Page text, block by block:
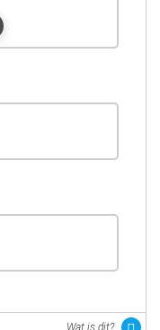
Wat is dit?